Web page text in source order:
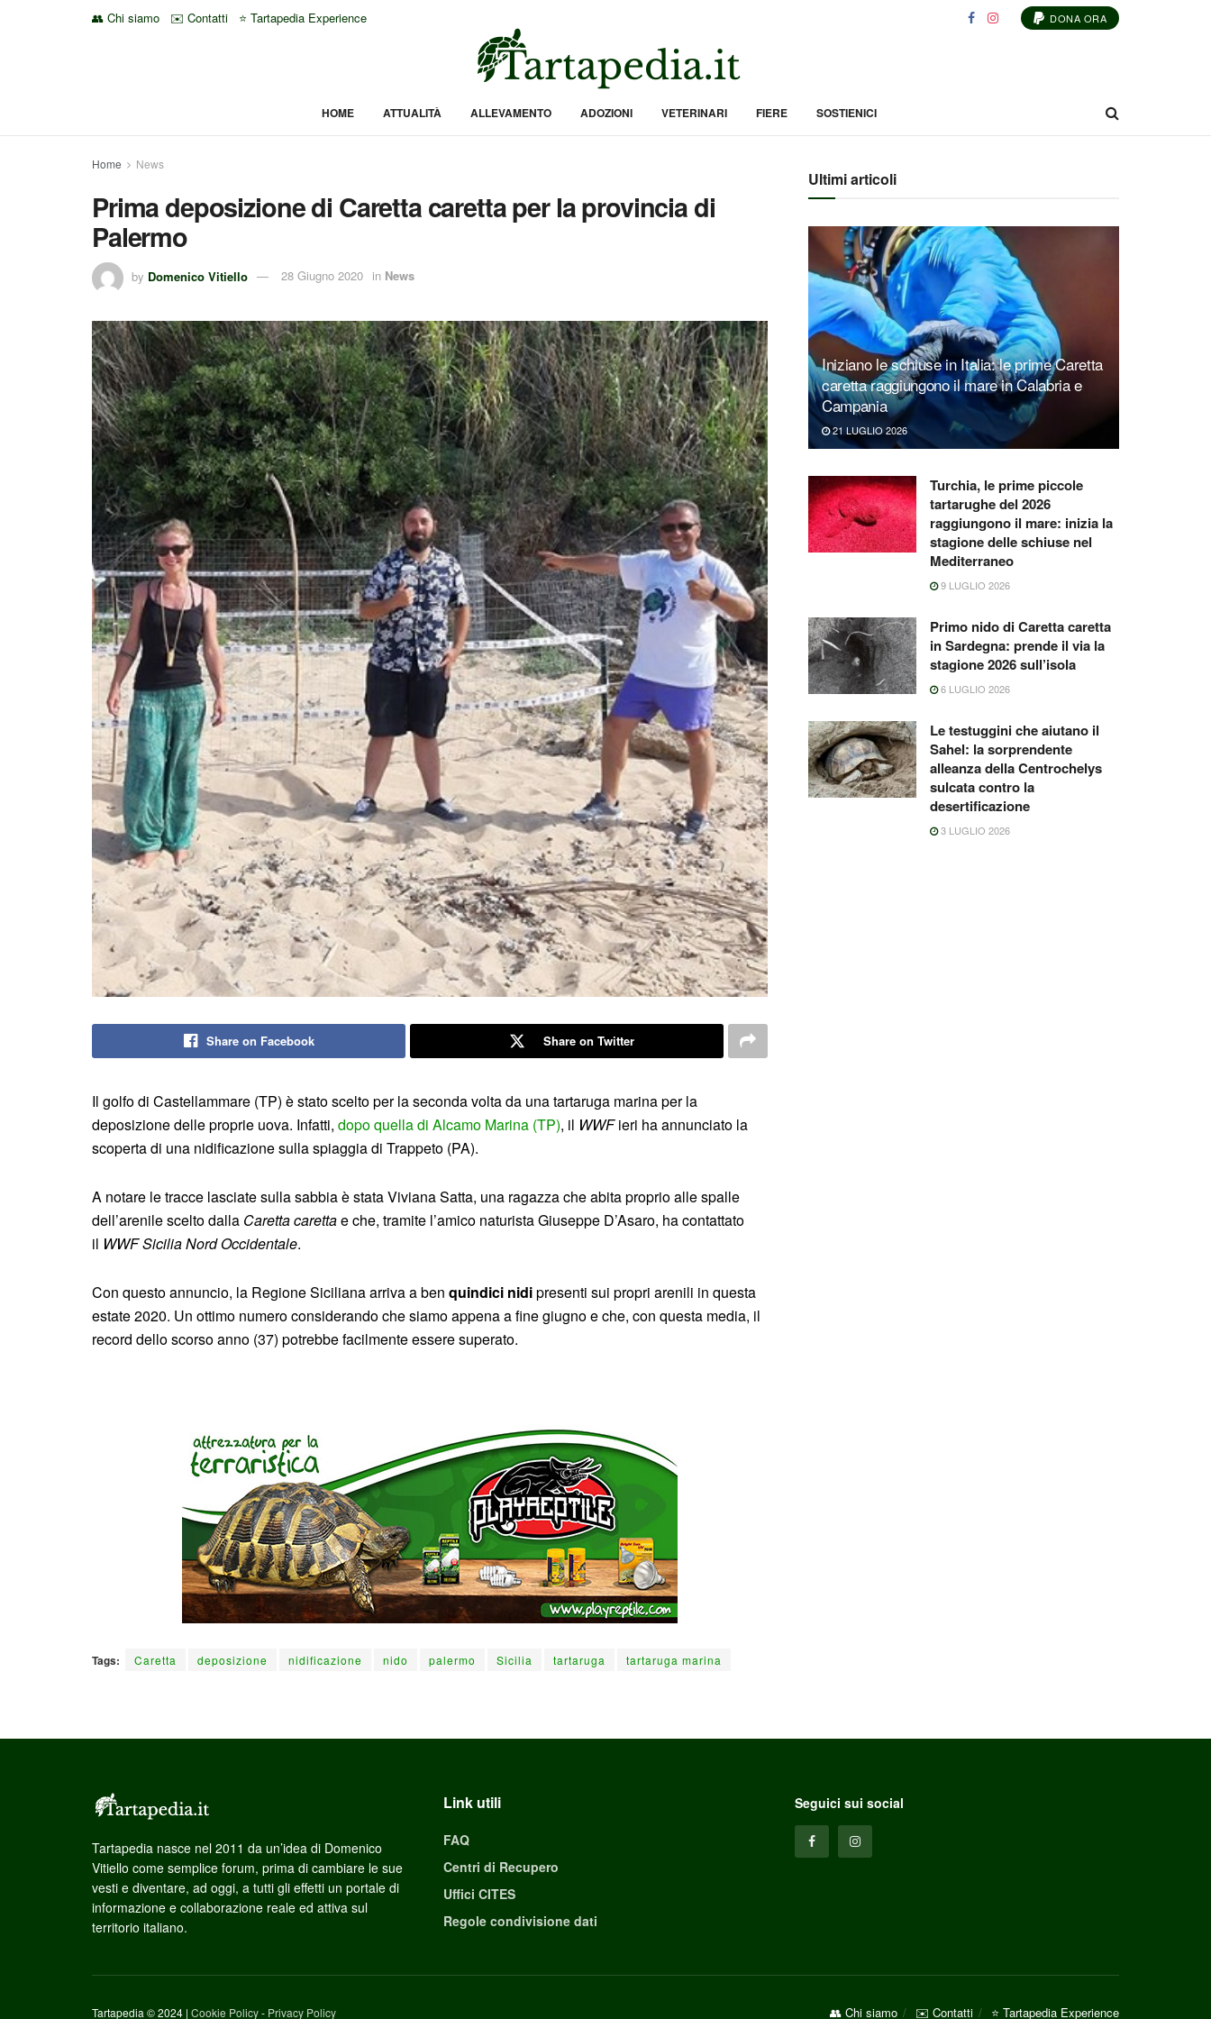
👥 Chi siamo ✉️ Contatti ⭐ Tartapedia Experience DONA ORA
HOME ATTUALITÀ ALLEVAMENTO ADOZIONI VETERINARI FIERE SOSTIENICI
Home News
Prima deposizione di Caretta caretta per la provincia di
Palermo
by Domenico Vitiello 28 Giugno 2020 in News
Share on Facebook Share on Twitter
Il golfo di Castellammare (TP) è stato scelto per la seconda volta da una tartaruga marina per la
deposizione delle proprie uova. Infatti, dopo quella di Alcamo Marina (TP), il WWFieri ha annunciato la
scoperta di una nidificazione sulla spiaggia di Trappeto (PA).
A notare le tracce lasciate sulla sabbia è stata Viviana Satta, una ragazza che abita proprio alle spalle
dell’arenile scelto dalla Caretta carettae che, tramite l’amico naturista Giuseppe D’Asaro, ha contattato
il WWF Sicilia Nord Occidentale.
Con questo annuncio, la Regione Siciliana arriva a ben quindici nidipresenti sui propri arenili in questa
estate 2020. Un ottimo numero considerando che siamo appena a fine giugno e che, con questa media, il
record dello scorso anno (37) potrebbe facilmente essere superato.
Tags: Caretta deposizione nidificazione nido palermo Sicilia tartaruga tartaruga marina
Ultimi articoli
Iniziano le schiuse in Italia: le prime Caretta
caretta raggiungono il mare in Calabria e
Campania
21 LUGLIO 2026
Turchia, le prime piccole
tartarughe del 2026
raggiungono il mare: inizia la
stagione delle schiuse nel
Mediterraneo
9 LUGLIO 2026
Primo nido di Caretta caretta
in Sardegna: prende il via la
stagione 2026 sull’isola
6 LUGLIO 2026
Le testuggini che aiutano il
Sahel: la sorprendente
alleanza della Centrochelys
sulcata contro la
desertificazione
3 LUGLIO 2026
Tartapedia nasce nel 2011 da un’idea di Domenico
Vitiello come semplice forum, prima di cambiare le sue
vesti e diventare, ad oggi, a tutti gli effetti un portale di
informazione e collaborazione reale ed attiva sul
territorio italiano.
Link utili
FAQ
Centri di Recupero
Uffici CITES
Regole condivisione dati
Seguici sui social
👥 Chi siamo ✉️ Contatti ⭐ Tartapedia Experience
Tartapedia © 2024 | Cookie Policy- Privacy Policy